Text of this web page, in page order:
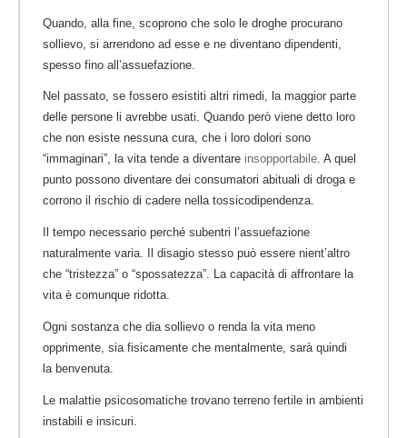
Quando, alla fine, scoprono che solo le droghe procurano
sollievo, si arrendono ad esse e ne diventano dipendenti,
spesso fino all’assuefazione.
Nel passato, se fossero esistiti altri rimedi, la maggior parte
delle persone li avrebbe usati. Quando però viene detto loro
che non esiste nessuna cura, che i loro dolori sono
“immaginari”, la vita tende a diventare insopportabile. A quel
punto possono diventare dei consumatori abituali di droga e
corrono il rischio di cadere nella tossicodipendenza.
Il tempo necessario perché subentri l’assuefazione
naturalmente varia. Il disagio stesso può essere nient’altro
che “tristezza” o “spossatezza”. La capacità di affrontare la
vita è comunque ridotta.
Ogni sostanza che dia sollievo o renda la vita meno
opprimente, sia fisicamente che mentalmente, sarà quindi
la benvenuta.
Le malattie psicosomatiche trovano terreno fertile in ambienti
instabili e insicuri.